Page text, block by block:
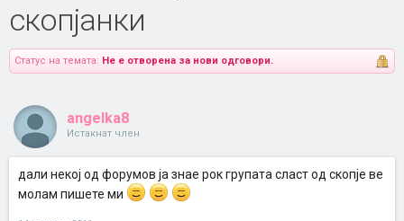
скопјанки
Статус на темата: Не е отворена за нови одговори.
angelka8
Истакнат член
дали некој од форумов ја знае рок групата сласт од скопје ве
молам пишете ми